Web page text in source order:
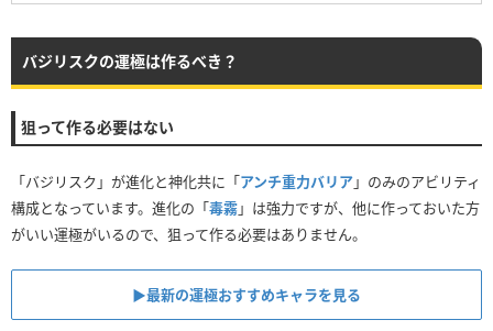
バジリスクの運極は作るべき？
狙って作る必要はない
「バジリスク」が進化と神化共に「アンチ重力バリア」のみのアビリティ
構成となっています。進化の「毒霧」は強力ですが、他に作っておいた方
がいい運極がいるので、狙って作る必要はありません。
▶最新の運極おすすめキャラを見る